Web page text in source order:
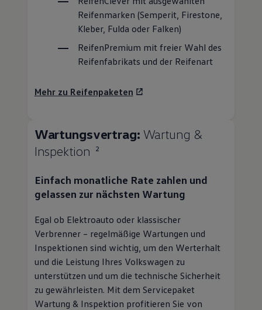
Reifenfabrikats und der Reifenart
Mehr zu Reifenpaketen
Inspektion 2
gelassen zur nächsten Wartung
Verbrenner – regelmäßige Wartungen und
Inspektionen sind wichtig, um den Werterhalt
unterstützen und um die technische Sicherheit
zu gewährleisten. Mit dem Servicepaket
Wartung & Inspektion profitieren Sie von
folgenden Vorteilen:
Planbare Kosten für Inspektion und
Wartung für einen monatlichen